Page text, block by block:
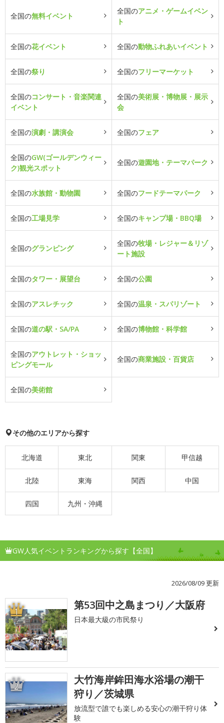
全国の無料イベント
全国のアニメ・ゲームイベン
ト
全国の花イベント 全国の動物ふれあいイベント
全国の祭り 全国のフリーマーケット
全国のコンサート・音楽関連
イベント
全国の美術展・博物展・展示
会
全国の演劇・講演会 全国のフェア
全国のGW(ゴールデンウィー
ク)観光スポット
全国の遊園地・テーマパーク
全国の水族館・動物園 全国のフードテーマパーク
全国の工場見学 全国のキャンプ場・BBQ場
全国のグランピング
全国の牧場・レジャー＆リゾ
ート施設
全国のタワー・展望台 全国の公園
全国のアスレチック 全国の温泉・スパリゾート
全国の道の駅・SA/PA 全国の博物館・科学館
全国のアウトレット・ショッ
ピングモール
全国の商業施設・百貨店
全国の美術館
その他のエリアから探す
北海道 東北 関東 甲信越
北陸 東海 関西 中国
四国 九州・沖縄
GW人気イベントランキングから探す【全国】
2026/08/09 更新
1 第53回中之島まつり／大阪府
日本最大級の市民祭り
2
大竹海岸鉾田海水浴場の潮干
狩り／茨城県
放流型で誰でも楽しめる安心の潮干狩り体
験